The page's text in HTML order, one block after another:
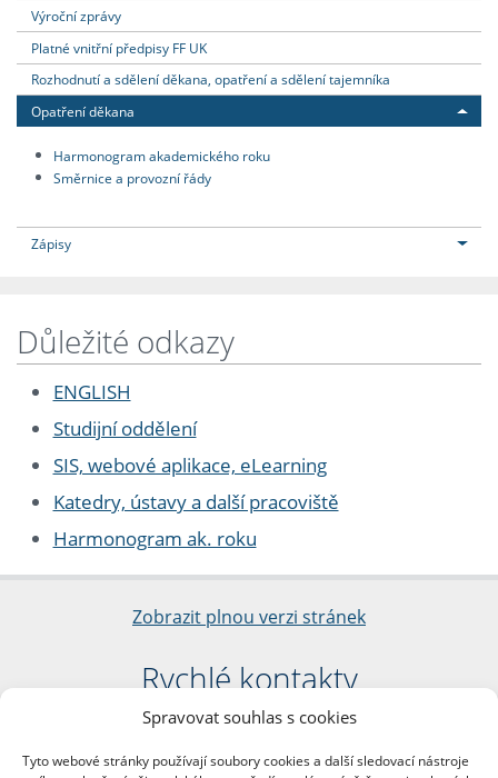
Spravovat souhlas s cookies
Tyto webové stránky používají soubory cookies a další sledovací nástroje
Výroční zprávy
Platné vnitřní předpisy FF UK
Rozhodnutí a sdělení děkana, opatření a sdělení tajemníka
Opatření děkana
Harmonogram akademického roku
Směrnice a provozní řády
Zápisy
Důležité odkazy
ENGLISH
Studijní oddělení
SIS, webové aplikace, eLearning
Katedry, ústavy a další pracoviště
Harmonogram ak. roku
Zobrazit plnou verzi stránek
Rychlé kontakty
Filozofická fakulta
nám. Jana Palacha 1/2